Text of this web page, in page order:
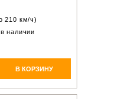
210 км/ч)
наличии
В КОРЗИНУ